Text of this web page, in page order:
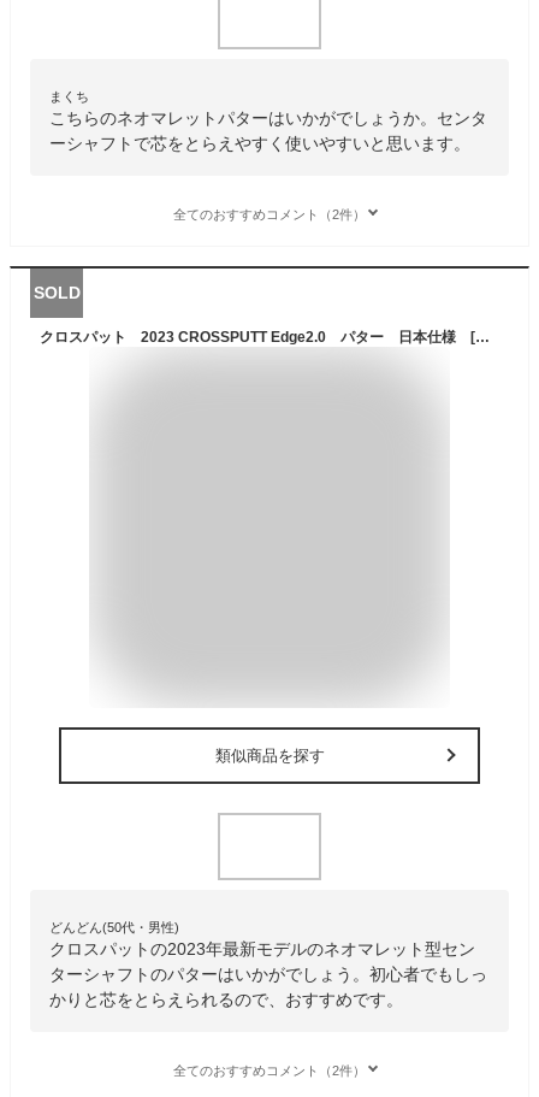
まくち
こちらのネオマレットパターはいかがでしょうか。センタ
ーシャフトで芯をとらえやすく使いやすいと思います。
全てのおすすめコメント（2件）
SOLD
クロスパット 2023 CROSSPUTT Edge2.0 パター 日本仕様 [CROSS PUTT エッジ 2.0 ネオマレット センターシャフト ゴルフ]
類似商品を探す
どんどん(50代・男性)
クロスパットの2023年最新モデルのネオマレット型セン
ターシャフトのパターはいかがでしょう。初心者でもしっ
かりと芯をとらえられるので、おすすめです。
全てのおすすめコメント（2件）